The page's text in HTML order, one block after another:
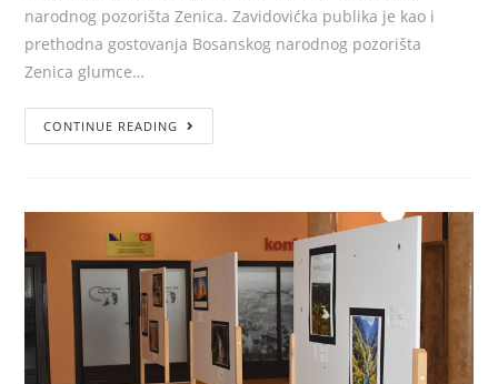
narodnog pozorišta Zenica. Zavidovićka publika je kao i
prethodna gostovanja Bosanskog narodnog pozorišta
Zenica glumce…
CONTINUE READING